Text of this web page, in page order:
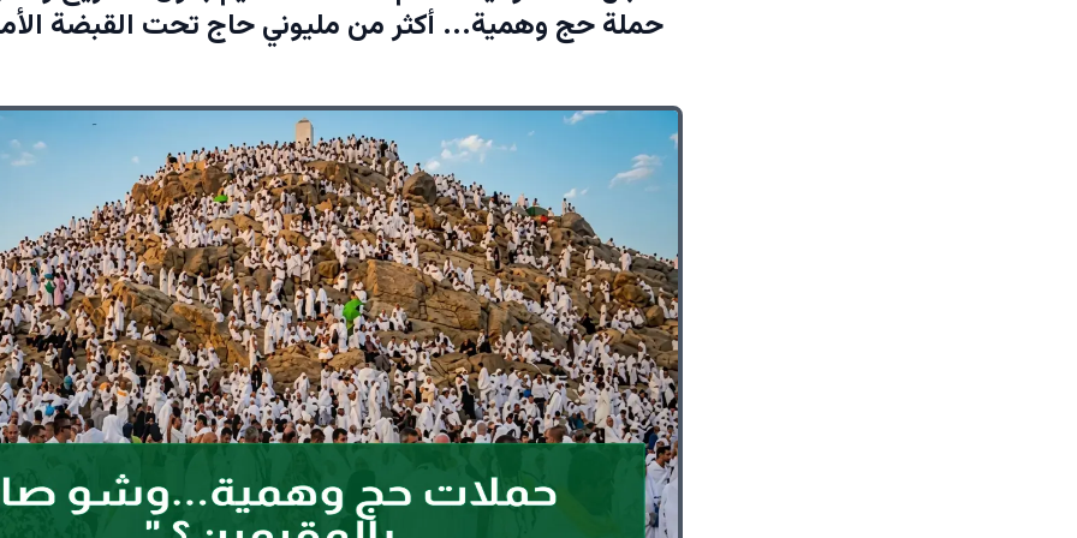
حملة حج وهمية... أكثر من مليوني حاج تحت القبضة